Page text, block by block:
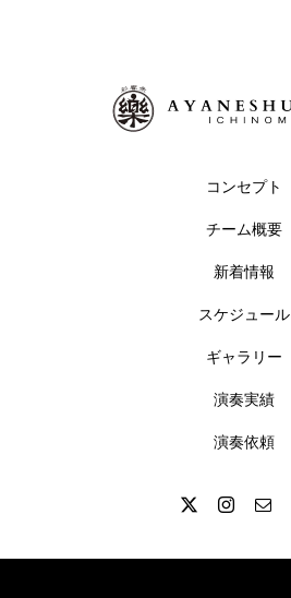
コンセプト
チーム概要
新着情報
スケジュール
ギャラリー
演奏実績
演奏依頼